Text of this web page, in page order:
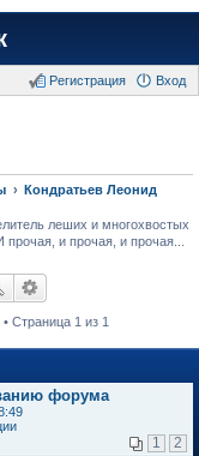
Вход
Регистрация
Кондратьев Леонид
леших и многохвостых
и прочая, и прочая...
Страница 1 из 1
форума
1 2